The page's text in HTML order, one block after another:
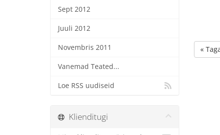
Sept 2012
Juuli 2012
Novembris 2011
Vanemad Teated...
Loe RSS uudiseid
«
Klienditugi